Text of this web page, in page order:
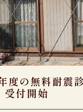
度の無料耐震
受付開始